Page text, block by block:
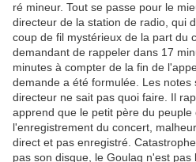
ré mineur. Tout se passe pour le
directeur de la station de radio, qui
coup de fil mystérieux de la part du
demandant de rappeler dans 17
minutes à compter de la fin de
demande a été formulée. Les notes
directeur ne sait pas quoi faire. Il
apprend que le petit père du
l'enregistrement du concert,
direct et pas enregistré.
pas son disque, le Goulag n'est pas